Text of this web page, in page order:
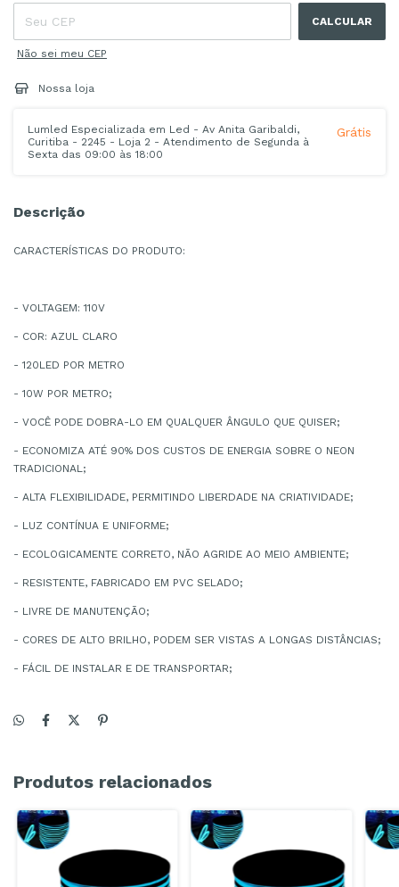
CALCULAR
Não sei meu CEP
Nossa loja
Lumled Especializada em Led - Av Anita Garibaldi,
Curitiba - 2245 - Loja 2 - Atendimento de Segunda à
Sexta das 09:00 às 18:00
Grátis
Descrição
CARACTERÍSTICAS DO PRODUTO:
- VOLTAGEM: 110V
- COR: AZUL CLARO
- 120LED POR METRO
- 10W POR METRO;
- VOCÊ PODE DOBRA-LO EM QUALQUER ÂNGULO QUE QUISER;
- ECONOMIZA ATÉ 90% DOS CUSTOS DE ENERGIA SOBRE O NEON
TRADICIONAL;
- ALTA FLEXIBILIDADE, PERMITINDO LIBERDADE NA CRIATIVIDADE;
- LUZ CONTÍNUA E UNIFORME;
- ECOLOGICAMENTE CORRETO, NÃO AGRIDE AO MEIO AMBIENTE;
- RESISTENTE, FABRICADO EM PVC SELADO;
- LIVRE DE MANUTENÇÃO;
- CORES DE ALTO BRILHO, PODEM SER VISTAS A LONGAS DISTÂNCIAS;
- FÁCIL DE INSTALAR E DE TRANSPORTAR;
Produtos relacionados